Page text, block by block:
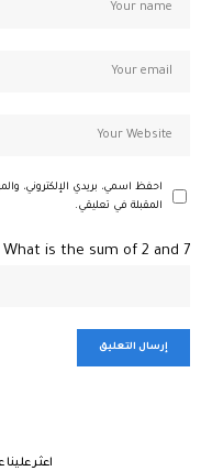
احفظ اسمي، بريدي الإلكتروني،
المقبلة في تعليقي.
is the sum of 2 and 7?*
اعثر